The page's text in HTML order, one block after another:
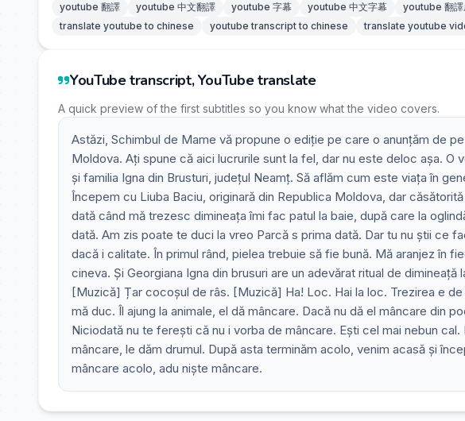
youtube 翻譯 youtube 中文翻譯 youtube 字幕 youtube 中文字幕 youtube 翻譯
translate youtube to chinese
youtube transcript to chinese translate youtube
YouTube transcript, YouTube translate
A quick preview of the first subtitles so you know what the video covers.
Astăzi, Schimbul de Mame vă propune o ediție pe care o anunțăm de
Moldova. Ați spune că aici lucrurile sunt la fel, dar nu este deloc așa. O
și familia Igna din Brusturi, județul Neamț. Să aflăm cum este viața în
Începem cu Liuba Baciu, originară din Republica Moldova, dar
dată când mă trezesc dimineața îmi fac patul la baie, după care la
dată. Am zis poate te duci la vreo Parcă s prima dată. Dar tu nu știi ce
dacă i calitate. În primul rând, pielea trebuie să fie bună. Mă aranjez în
cineva. Și Georgiana Igna din brusuri are un adevărat ritual de
[Muzică] Țar cocoșul de râs. [Muzică] Ha! Loc. Hai la loc. Trezirea e
mă duc. Îl ajung la animale, el dă mâncare. Dacă nu dă el mâncare din
Niciodată nu te ferești că nu i vorba de mâncare. Ești cel mai nebun
mâncare, le dăm drumul. După asta terminăm acolo, venim acasă și
mâncare acolo, adu niște mâncare.